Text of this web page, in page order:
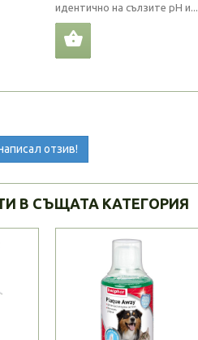
идентично на сълзите pH и...
отзив!
В СЪЩАТА КАТЕГОРИЯ